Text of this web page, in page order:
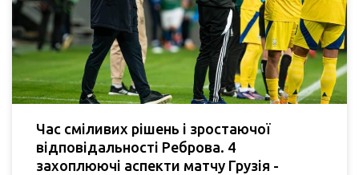
Час сміливих рішень і зростаючої
відповідальності Реброва. 4
захоплюючі аспекти матчу Грузія -